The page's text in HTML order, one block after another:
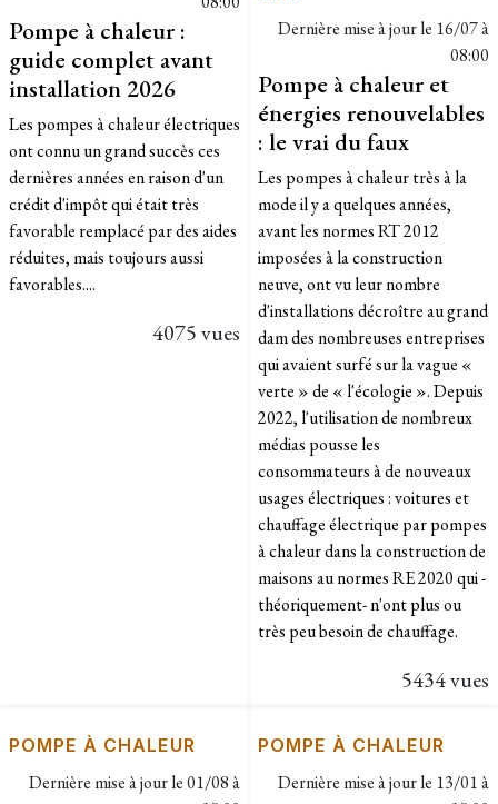
Pompe à chaleur :
guide complet avant
installation 2026
Les pompes à chaleur électriques
ont connu un grand succès ces
dernières années en raison d'un
crédit d'impôt qui était très
favorable remplacé par des aides
réduites, mais toujours aussi
favorables....
4075 vues
Dernière mise à jour le 16/07 à
08:00
Pompe à chaleur et
énergies renouvelables
: le vrai du faux
Les pompes à chaleur très à la
mode il y a quelques années,
avant les normes RT 2012
imposées à la construction
neuve, ont vu leur nombre
d'installations décroître au grand
dam des nombreuses entreprises
qui avaient surfé sur la vague «
verte » de « l'écologie ». Depuis
2022, l'utilisation de nombreux
médias pousse les
consommateurs à de nouveaux
usages électriques : voitures et
chauffage électrique par pompes
à chaleur dans la construction de
maisons au normes RE 2020 qui -
théoriquement- n'ont plus ou
très peu besoin de chauffage.
5434 vues
POMPE À CHALEUR
Dernière mise à jour le01/08 à
POMPE À CHALEUR
Dernière mise à jour le 13/01 à